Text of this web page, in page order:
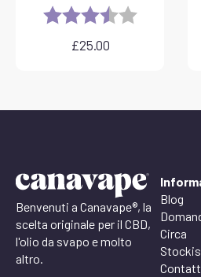
Rating: 3.8 out of 5
£25.00
Benvenuti a Canavape®, la
scelta originale per il CBD,
l'olio da svapo e molto
altro.
Blog
Circa